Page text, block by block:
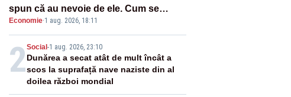
spun că au nevoie de ele. Cum se
pasează vina în plină criză energetică
Economie·1 aug. 2026, 18:11
2Social -1 aug. 2026, 23:10
Dunărea a secat atât de mult încât a
scos la suprafață nave naziste din al
doilea război mondial